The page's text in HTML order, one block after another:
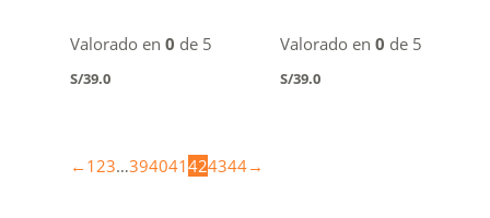
Valorado en 0 de 5
S/39.0
Valorado en 0 de 5
S/39.0
← 123…394041424344→